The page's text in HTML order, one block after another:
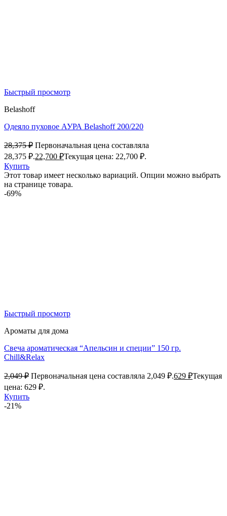
Быстрый просмотр
Belashoff
Одеяло пуховое АУРА Belashoff 200/220
28,375₽ Первоначальная цена составляла
28,375 ₽.22,700 ₽Текущая цена: 22,700 ₽.
Купить
Этот товар имеет несколько вариаций. Опции можно выбрать
на странице товара.
-69%
Быстрый просмотр
Ароматы для дома
Свеча ароматическая “Апельсин и специи” 150 гр.
Chill&Relax
2,049₽ Первоначальная цена составляла 2,049 ₽.629 ₽Текущая
цена: 629 ₽.
Купить
-21%